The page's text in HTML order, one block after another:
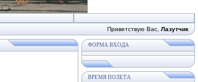
Приветствую Вас Лазутчик
ФОРМА ВХОДА
ВРЕМЯ ПОЛЕТА